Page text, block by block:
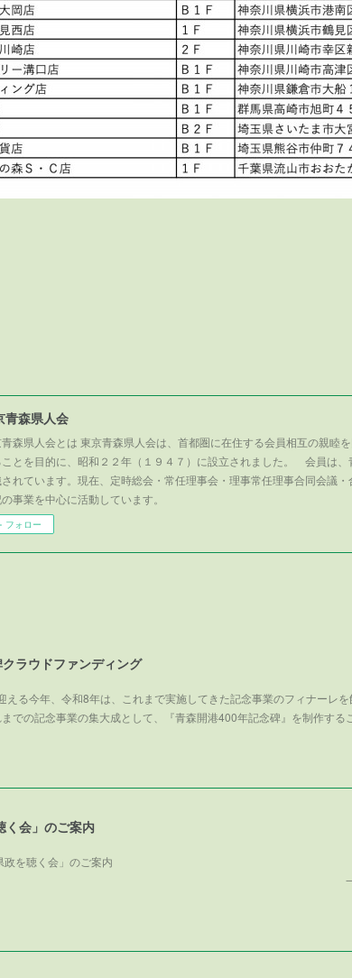
青森県人会
森県人会とは 東京青森県人会は、首都圏に在住する会員相互の親睦
とを目的に、昭和２２年（１９４７）に設立されました。 会員は、
れています。現在、定時総会・常任理事会・理事常任理事合同会議
事業を中心に活動しています。
フォロー
ラウドファンディング
える今年、令和8年は、これまで実施してきた記念事業のフィナーレを
での記念事業の集大成として、『青森開港400年記念碑』を制作する
く会」のご案内
を聴く会」のご案内
社団